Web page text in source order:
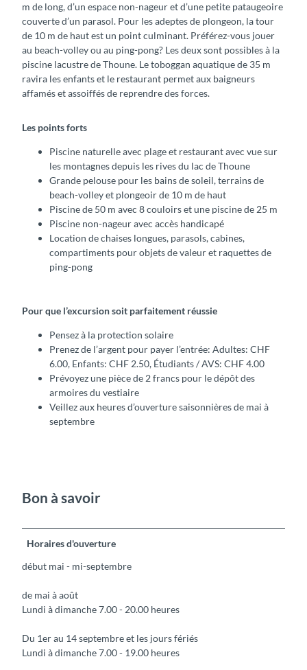
m de long, d’un espace non-nageur et d’une petite pataugeoire
couverte d’un parasol. Pour les adeptes de plongeon, la tour
de 10 m de haut est un point culminant. Préférez-vous jouer
au beach-volley ou au ping-pong? Les deux sont possibles à la
piscine lacustre de Thoune. Le toboggan aquatique de 35 m
ravira les enfants et le restaurant permet aux baigneurs
affamés et assoiffés de reprendre des forces.
Les points forts
Piscine naturelle avec plage et restaurant avec vue sur
les montagnes depuis les rives du lac de Thoune
Grande pelouse pour les bains de soleil, terrains de
beach-volley et plongeoir de 10 m de haut
Piscine de 50 m avec 8 couloirs et une piscine de 25 m
Piscine non-nageur avec accès handicapé
Location de chaises longues, parasols, cabines,
compartiments pour objets de valeur et raquettes de
ping-pong
Pour que l’excursion soit parfaitement réussie
Pensez à la protection solaire
Prenez de l’argent pour payer l’entrée: Adultes: CHF
6.00, Enfants: CHF 2.50, Étudiants / AVS: CHF 4.00
Prévoyez une pièce de 2 francs pour le dépôt des
armoires du vestiaire
Veillez aux heures d’ouverture saisonnières de mai à
septembre
Bon à savoir
Horaires d'ouverture
début mai - mi-septembre
de mai à août
Lundi à dimanche 7.00 - 20.00 heures
Du 1er au 14 septembre et les jours fériés
Lundi à dimanche 7.00 - 19.00 heures